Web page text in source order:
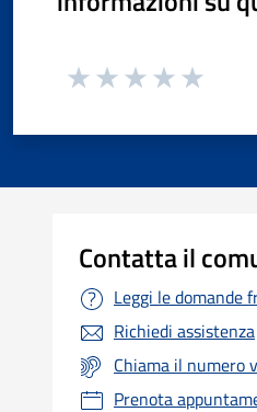
Contatta il
Leggi le domande
Richiedi assistenza
Chiama il numero
Prenota